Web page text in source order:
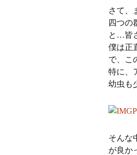
3,4年
さて、
四つの
と…皆
僕は正
で、こ
特に、
幼虫も
そんな
が良か